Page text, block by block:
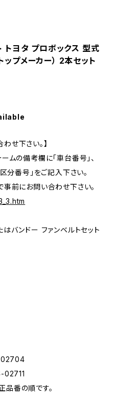
トヨタ プロボックス 型式
プメーカー） 2本セット
せ下さい。】
ムの備考欄に「車台番号」、
区分番号」をご記入下さい。
前にお問い合わせ下さい。
はバンドー ファンベルトセット
02704
02711
番の順です。